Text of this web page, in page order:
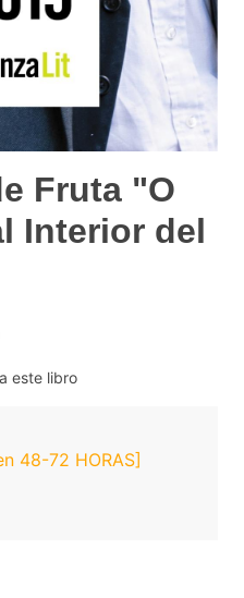
Fruta "O
Interior del
este libro
48-72 HORAS]